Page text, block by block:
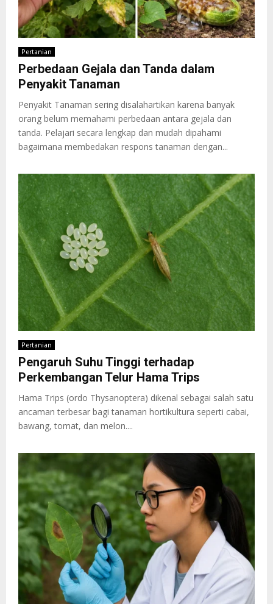
Pertanian
Perbedaan Gejala dan Tanda dalam
Penyakit Tanaman
Penyakit Tanaman sering disalahartikan karena banyak
orang belum memahami perbedaan antara gejala dan
tanda. Pelajari secara lengkap dan mudah dipahami
bagaimana membedakan respons tanaman dengan...
Pertanian
Pengaruh Suhu Tinggi terhadap
Perkembangan Telur Hama Trips
Hama Trips (ordo Thysanoptera) dikenal sebagai salah satu
ancaman terbesar bagi tanaman hortikultura seperti cabai,
bawang, tomat, dan melon....